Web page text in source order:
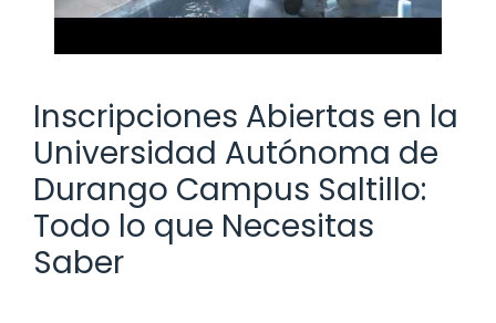
Inscripciones Abiertas en la
Universidad Autónoma de
Durango Campus Saltillo:
Todo lo que Necesitas
Saber